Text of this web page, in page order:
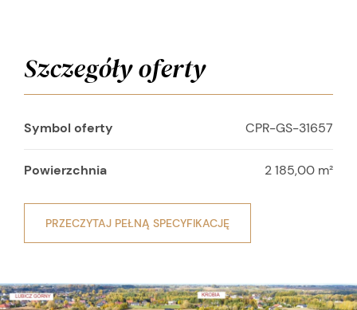
Szczegóły oferty
Symbol oferty CPR-GS-31657
Powierzchnia 2 185,00 m²
PRZECZYTAJ PEŁNĄ SPECYFIKACJĘ